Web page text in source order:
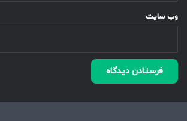
وب‌ سایت